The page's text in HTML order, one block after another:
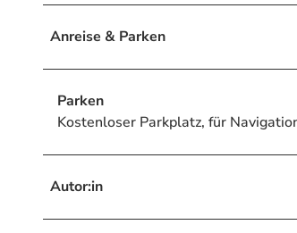
Anreise & Parken
Parken
Kostenloser Parkplatz, für
Autor:in